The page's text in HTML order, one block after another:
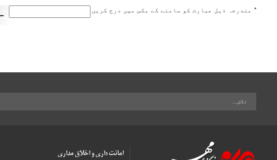
* مندرجہ ذیل عبارت کو سامنے کے بکس میں درج کریں